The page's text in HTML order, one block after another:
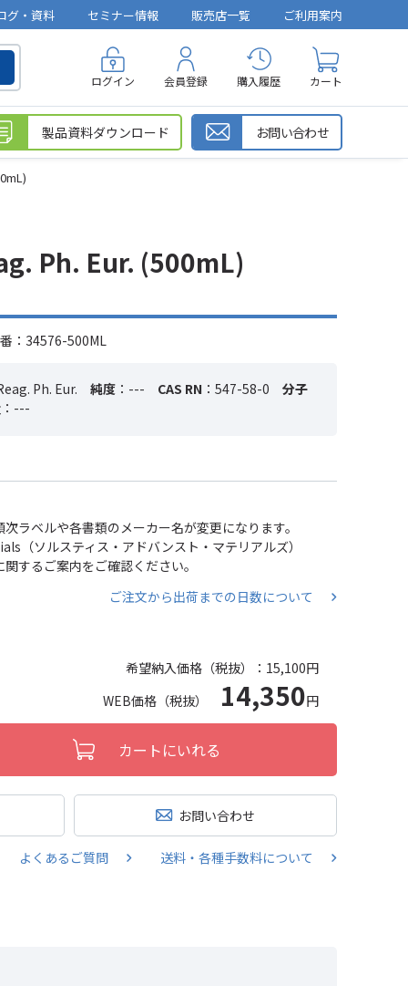
グ・資料 セミナー情報 販売店一覧 ご利用案内
ログイン 会員登録 購入履歴 カート
製品資料ダウンロード お問い合わせ
Ph. Eur. (500mL)
：34576-500ML
Ph. Eur. 純度 ：--- CAS RN ：547-58-0
分子
：---
ラベルや各書類のメーカー名が変更になります。
（ソルスティス・アドバンスト・マテリアルズ）
するご案内をご確認ください。
ご注文から出荷までの日数について
希望納入価格（税抜）： 15,100円
WEB価格（税抜） 14,350円
カートにいれる
お問い合わせ
よくあるご質問 送料・各種手数料について